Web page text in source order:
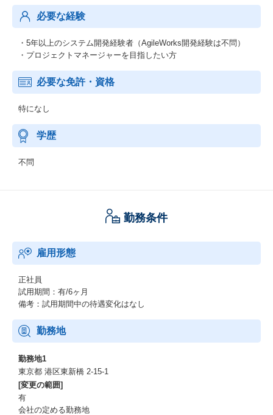
必要な経験
・5年以上のシステム開発経験者（AgileWorks開発経験は不問）
・プロジェクトマネージャーを目指したい方
必要な免許・資格
特になし
学歴
不問
勤務条件
雇用形態
正社員
試用期間：有/6ヶ月
備考：試用期間中の待遇変化はなし
勤務地
勤務地1
東京都 港区東新橋 2-15-1
[変更の範囲]
有
会社の定める勤務地